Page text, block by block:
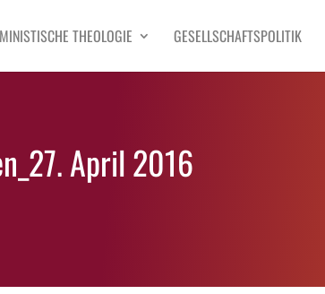
THEOLOGIE GESELLSCHAFTSPOLITIK
April 2016